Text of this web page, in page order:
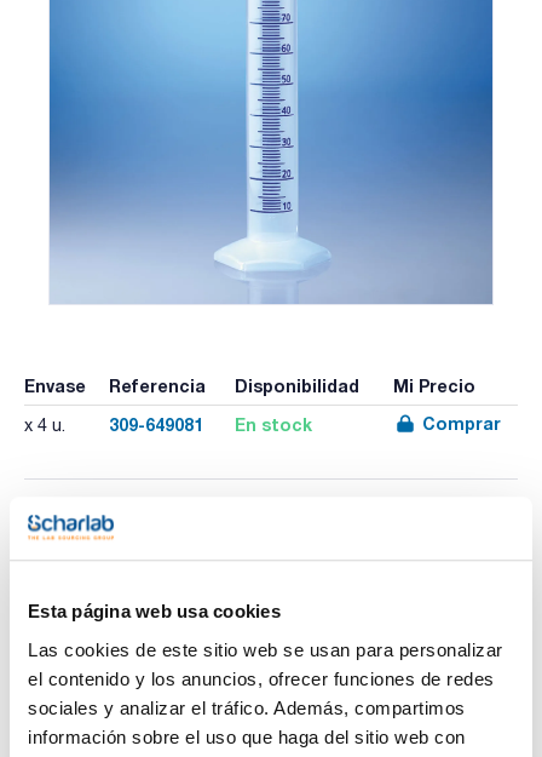
Esta página web usa cookies
Las cookies de este sitio web se usan para personalizar
el contenido y los anuncios, ofrecer funciones de redes
sociales y analizar el tráfico. Además, compartimos
información sobre el uso que haga del sitio web con
Envase Referencia Disponibilidad Mi Precio
x 4 u. 309-649081 En stock Comprar
Imprimir ficha de
producto
Subdivisión (ml) : 1,0
Diámetro (mm) : 33
Altura (mm) : 250
Probetas de polipropileno (PP). Forma alta. Clase B de
acuerdo con DIN 12681/ISO 6706, altamente translúcidas,